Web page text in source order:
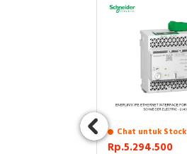
Chat untuk Stock
Rp.5.294.500